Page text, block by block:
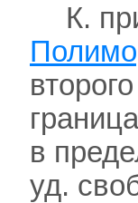
К.
в
уд.